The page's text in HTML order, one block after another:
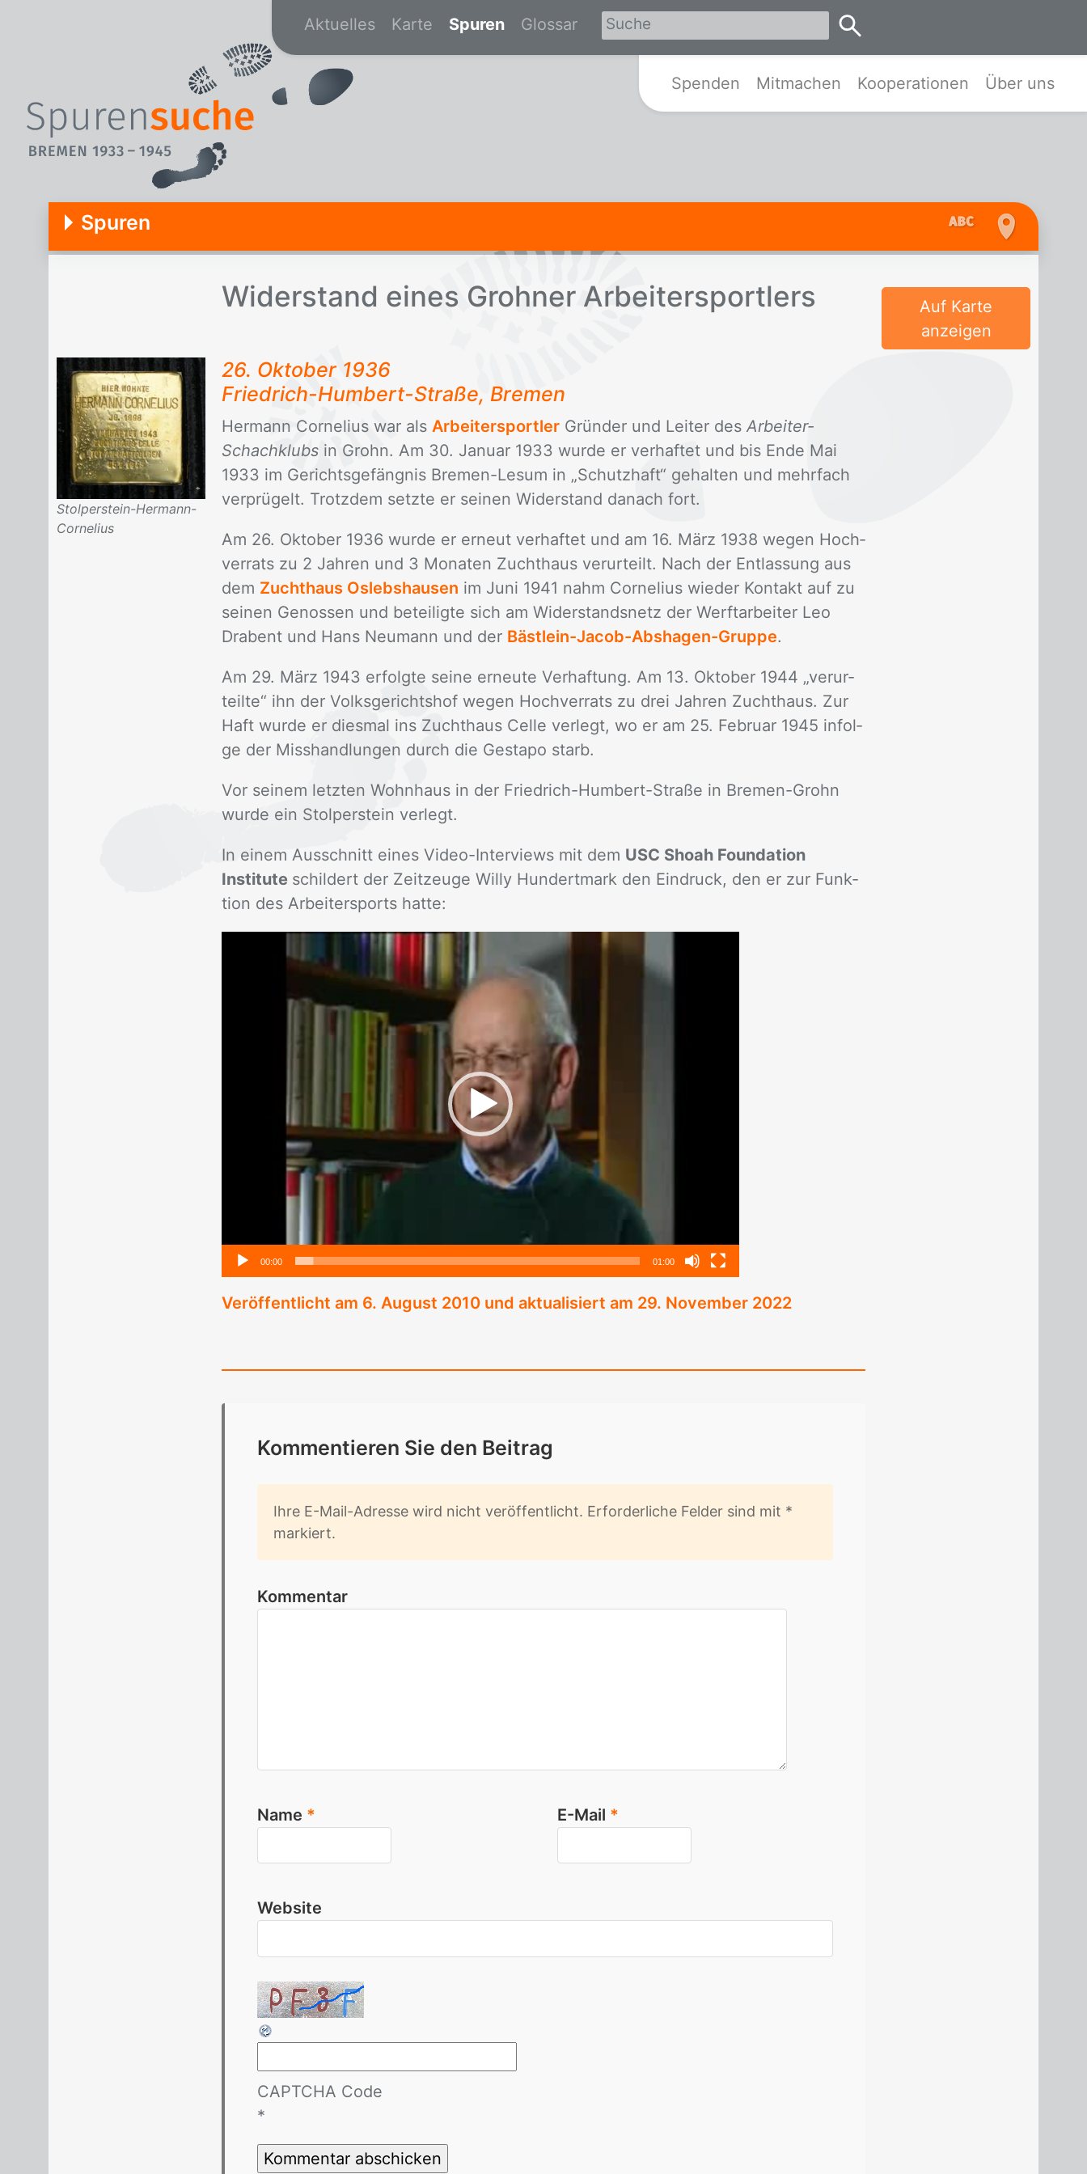
Zur Startseite von Spurensuche-Bremen
Aktuelles Karte Spuren Glossar
Spenden Mitmachen Kooperationen Über uns
Spuren
Wi­der­stand ei­nes Groh­ner Ar­bei­ter­sport­lers
Auf Karte
anzeigen
Stolperstein-Hermann-
Cornelius
26. Ok­to­ber 1936
Fried­rich-Hum­bert-Stra­ße, Bre­men
Her­mann Cor­ne­li­us war als Arbeitersportler Grün­der und Lei­ter des Arbeiter-
Schachklubs in Grohn. Am 30. Ja­nu­ar 1933 wur­de er ver­haf­tet und bis Ende Mai
1933 im Ge­richts­ge­fäng­nis Bre­men-Les­um in „Schutz­haft“ ge­hal­ten und mehr­fach
ver­prü­gelt. Trotz­dem setz­te er sei­nen Wi­der­stand da­nach fort.
Am 26. Ok­to­ber 1936 wur­de er er­neut ver­haf­tet und am 16. März 1938 we­gen Hoch­
ver­rats zu 2 Jah­ren und 3 Mo­na­ten Zucht­haus ver­ur­teilt. Nach der Ent­las­sung aus
dem Zuchthaus Oslebshausen im Juni 1941 nahm Cor­ne­li­us wie­der Kon­takt auf zu
sei­nen Ge­nos­sen und be­tei­lig­te sich am Wi­der­stands­netz der Werft­ar­bei­ter Leo
Dra­bent und Hans Neu­mann und der Bästlein-Jacob-Abshagen-Gruppe.
Am 29. März 1943 er­folg­te sei­ne er­neu­te Ver­haf­tung. Am 13. Ok­to­ber 1944 „ver­ur­
teil­te“ ihn der Volks­ge­richts­hof we­gen Hoch­ver­rats zu drei Jah­ren Zucht­haus. Zur
Haft wur­de er dies­mal ins Zucht­haus Cel­le ver­legt, wo er am 25. Fe­bru­ar 1945 in­fol­
ge der Miss­hand­lun­gen durch die Ge­sta­po starb.
Vor sei­nem letz­ten Wohn­haus in der Fried­rich-Hum­bert-Stra­ße in Bre­men-Grohn
wur­de ein Stol­per­stein ver­legt.
In ei­nem Aus­schnitt ei­nes Vi­deo-In­ter­views mit dem USC Shoah Foundation
Institute schil­dert der Zeit­zeu­ge Wil­ly Hun­dert­mark den Ein­druck, den er zur Funk­
ti­on des Ar­bei­ter­sports hat­te:
00:00 01:00
Veröffentlicht am 6. August 2010 und aktualisiert am 29. November 2022
Kom­men­tie­ren Sie den Bei­trag
Ihre E-Mail-Adres­se wird nicht ver­öf­fent­licht. Er­for­der­li­che Fel­der sind mit *
mar­kiert.
Kommentar
Name * E-Mail *
Website
CAPTCHA Code
*